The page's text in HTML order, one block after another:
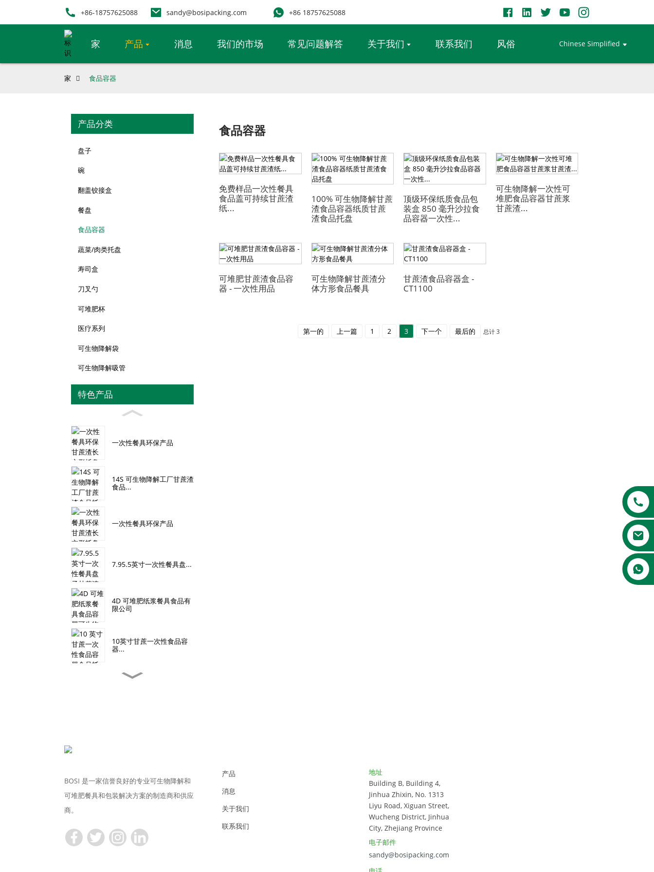
+86-18757625088 sandy@bosipacking.com +86 18757625088
家 产品 消息 我们的市场 常见问题解答 关于我们 联系我们 风俗 Chinese Simplified
家 食品容器
产品分类
盘子
碗
翻盖铰接盒
餐盘
食品容器
蔬菜/肉类托盘
寿司盒
刀叉勺
可堆肥杯
医疗系列
可生物降解袋
可生物降解吸管
特色产品
一次性餐具环保产品
14S 可生物降解工厂甘蔗渣
食品...
一次性餐具环保产品
7.95.5英寸一次性餐具盘...
4D 可堆肥纸浆餐具食品有
限公司
10英寸甘蔗一次性食品容
器...
TR10S 可堆肥一次性甘
食品容器
免费样品一次性餐具
食品盖可持续甘蔗渣
纸...
100% 可生物降解甘蔗
渣食品容器纸质甘蔗
渣食品托盘
顶级环保纸质食品包
装盒 850 毫升沙拉食
品容器一次性...
可生物降解一次性可
堆肥食品容器甘蔗浆
甘蔗渣...
可堆肥甘蔗渣食品容
器 - 一次性用品
可生物降解甘蔗渣分
体方形食品餐具
甘蔗渣食品容器盒 -
CT1100
第一的 上一篇 1 2 3 下一个 最后的 总计 3
BOSI 是一家信誉良好的专业可生物降解和
可堆肥餐具和包装解决方案的制造商和供应
商。
产品
消息
关于我们
联系我们
地址
Building B, Building 4,
Jinhua Zhixin, No. 1313
Liyu Road, Xiguan Street,
Wucheng District, Jinhua
City, Zhejiang Province
电子邮件
sandy@bosipacking.com